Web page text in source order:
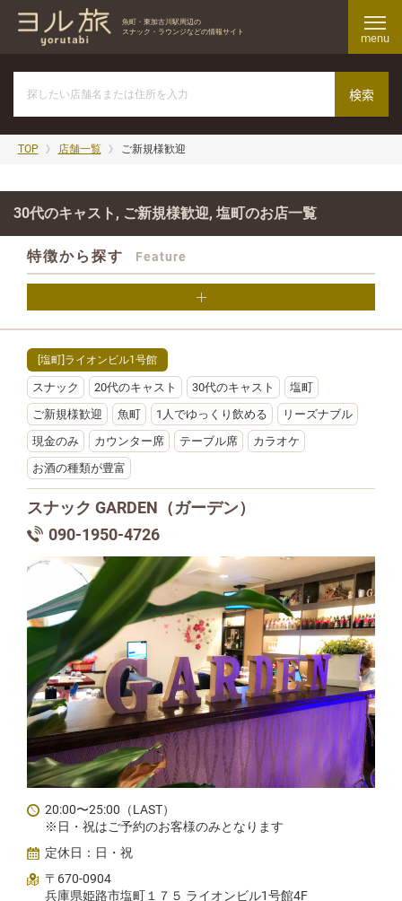
魚町・東加古川駅周辺の
スナック・ラウンジなどの情報サイト
menu
TOP 店舗一覧 ご新規様歓迎
30代のキャスト, ご新規様歓迎, 塩町のお店一覧
特徴から探す Feature
[塩町]ライオンビル1号館
スナック 20代のキャスト 30代のキャスト
塩町
ご新規様歓迎
魚町 1人でゆっくり飲める
リーズナブル
現金のみ
カウンター席 テーブル席
カラオケ
お酒の種類が豊富
スナック GARDEN（ガーデン）
090-1950-4726
20:00〜25:00（LAST）
※日・祝はご予約のお客様のみとなります
定休日：日・祝
〒670-0904
兵庫県姫路市塩町１７５ ライオンビル1号館4F